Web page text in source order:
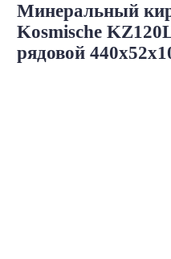
Минеральный
Kosmische
рядовой